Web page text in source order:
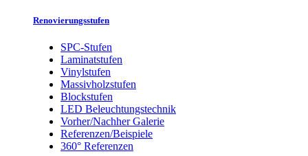
Renovierungsstufen
SPC-Stufen
Laminatstufen
Vinylstufen
Massivholzstufen
Blockstufen
LED Beleuchtungstechnik
Vorher/Nachher Galerie
Referenzen/Beispiele
360° Referenzen